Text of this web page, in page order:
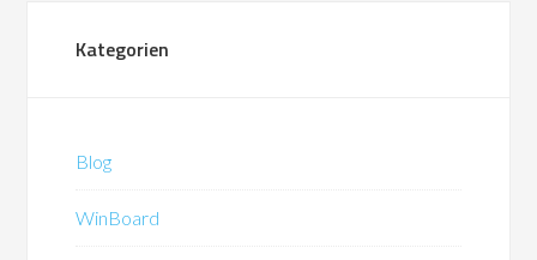
Kategorien
Blog
WinBoard